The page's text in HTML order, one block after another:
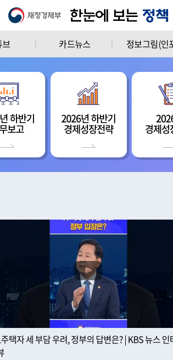
브 카드뉴스 정보그림(인
하반기
보고
2026년 하반기
경제성장전략 경제성
택자 세 부담 우려, 정부의 답변은? | KBS 뉴스 인